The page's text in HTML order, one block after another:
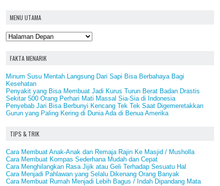
MENU UTAMA
FAKTA MENARIK
Minum Susu Mentah Langsung Dari Sapi Bisa Berbahaya Bagi
Kesehatan
Penyakit yang Bisa Membuat Jadi Kurus Turun Berat Badan Drastis
Sekitar 500 Orang Perhari Mati Massal Sia-Sia di Indonesia
Penyebab Jari Bisa Berbunyi Kencang Tek Tek Saat Digemeretakkan
Gurun yang Paling Kering di Dunia Ada di Benua Amerika
TIPS & TRIK
Cara Membuat Anak-Anak dan Remaja Rajin Ke Masjid / Musholla
Cara Membuat Kompas Sederhana Mudah dan Cepat
Cara Menghilangkan Rasa Jijik atau Geli Terhadap Sesuatu Hal
Cara Menjadi Pahlawan yang Selalu Dikenang Orang Banyak
Cara Membuat Rumah Menjadi Lebih Bagus / Indah Dipandang Mata